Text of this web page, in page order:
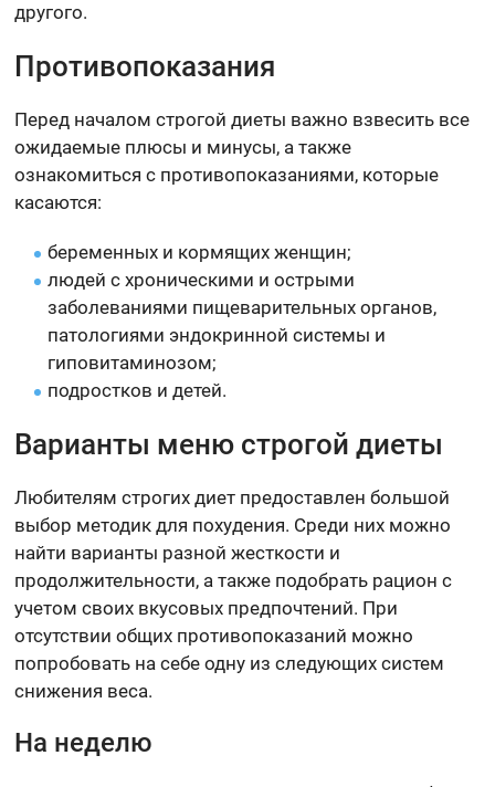
другого.
Противопоказания
Перед началом строгой диеты важно взвесить все
ожидаемые плюсы и минусы, а также
ознакомиться с противопоказаниями, которые
касаются:
беременных и кормящих женщин;
людей с хроническими и острыми
заболеваниями пищеварительных органов,
патологиями эндокринной системы и
гиповитаминозом;
подростков и детей.
Варианты меню строгой диеты
Любителям строгих диет предоставлен большой
выбор методик для похудения. Среди них можно
найти варианты разной жесткости и
продолжительности, а также подобрать рацион с
учетом своих вкусовых предпочтений. При
отсутствии общих противопоказаний можно
попробовать на себе одну из следующих систем
снижения веса.
На неделю